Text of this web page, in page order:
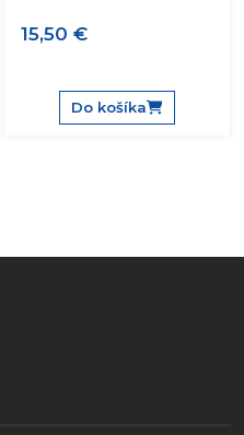
15,50 €
Do košíka